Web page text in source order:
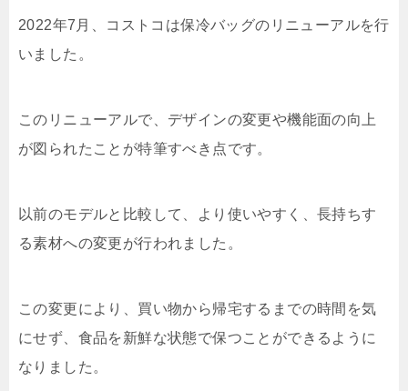
2022年7月、コストコは保冷バッグのリニューアルを行
いました。
このリニューアルで、デザインの変更や機能面の向上
が図られたことが特筆すべき点です。
以前のモデルと比較して、より使いやすく、長持ちす
る素材への変更が行われました。
この変更により、買い物から帰宅するまでの時間を気
にせず、食品を新鮮な状態で保つことができるように
なりました。